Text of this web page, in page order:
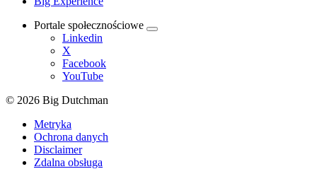
Portale społecznościowe
Linkedin
X
Facebook
YouTube
© 2026 Big Dutchman
Metryka
Ochrona danych
Disclaimer
Zdalna obsługa